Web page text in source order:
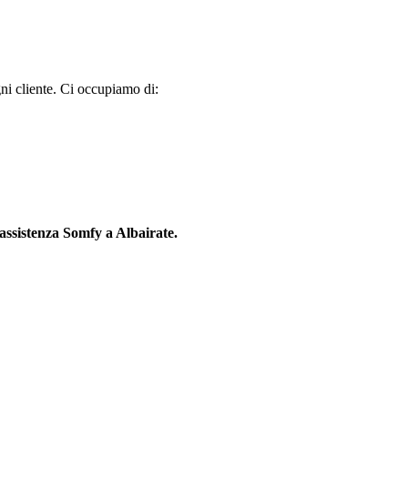
cliente. Ci occupiamo di:
Somfy a Albairate.